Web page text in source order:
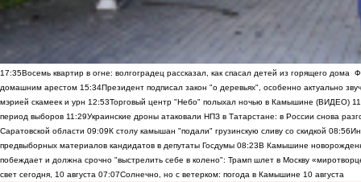
17:35Восемь квартир в огне: волгоградец рассказал, как спасал детей из горящего дома
домашним арестом 15:34Президент подписал закон "о деревьях", особенно актуально
мэрией скамеек и урн 12:53Торговый центр "Небо" полыхал ночью в Камышине (ВИДЕО)
период выборов 11:29Украинские дроны атаковали НПЗ в Татарстане: в России снова
Саратовской области 09:09К столу камышан "подали" грузинскую сливу со скидкой 08:56
предвыборных материалов кандидатов в депутаты Госдумы 08:23В Камышине
побеждает и должна срочно "выстрелить себе в колено": Трамп шлет в Москву
свет сегодня, 10 августа 07:07Солнечно, но с ветерком: погода в Камышине 10 августа